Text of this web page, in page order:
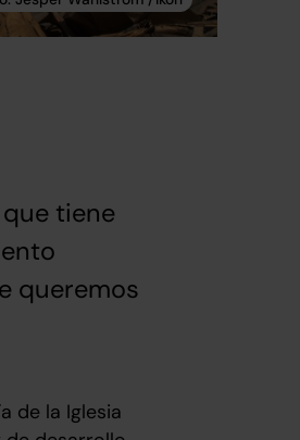
tiene
queremos
de la Iglesia